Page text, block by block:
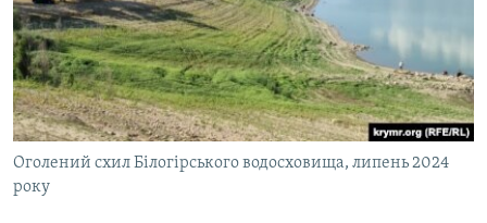
Оголений схил Білогірського водосховища, липень 2024
року